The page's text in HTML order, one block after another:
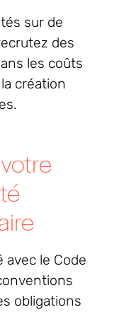
sur de
des
les coûts
création
le Code
obligations